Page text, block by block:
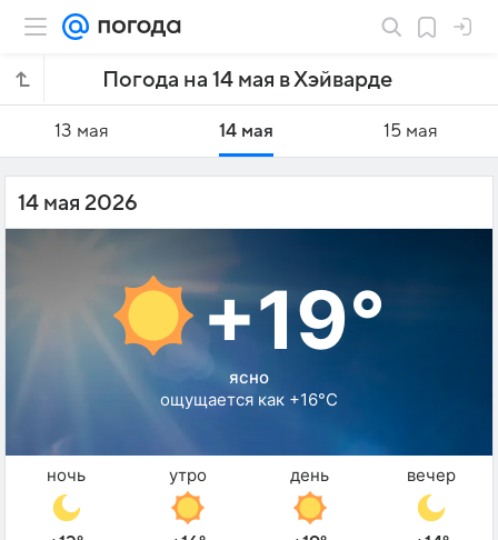
Погода на 14 мая в Хэйварде
13 мая 14 мая 15 мая
14 мая 2026
+19°
ясно
ощущается как +16°C
ночь утро день вечер